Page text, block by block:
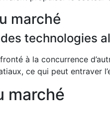
marché
technologies
à la concurrence
ce qui peut entraver
marché